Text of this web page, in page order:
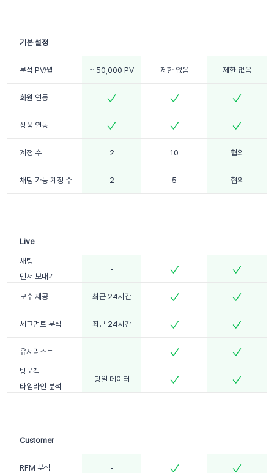
분석 PV/월 ~ 50,000 PV 제한 없음 제한 없음
회원 연동
상품 연동
계정 수 2 10 협의
채팅 가능 계정 수 2 5 협의
채팅
먼저 보내기
-
모수 제공 최근 24시간
세그먼트 분석 최근 24시간
유저리스트 -
방문객
타임라인 분석
당일 데이터
RFM 분석 -